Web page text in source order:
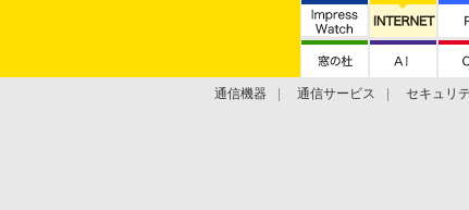
通信機器 通信サービス セキュリ